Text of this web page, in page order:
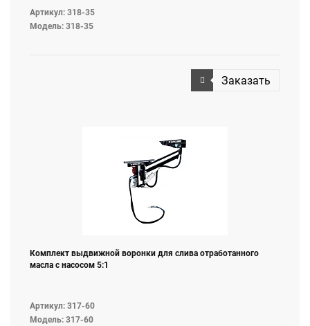
Артикул: 318-35
Модель: 318-35
Заказать
Комплект выдвижной воронки для слива отработанного
масла с насосом 5:1
Артикул: 317-60
Модель: 317-60